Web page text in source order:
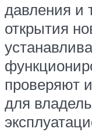
давления и
открытия
проверяют
для